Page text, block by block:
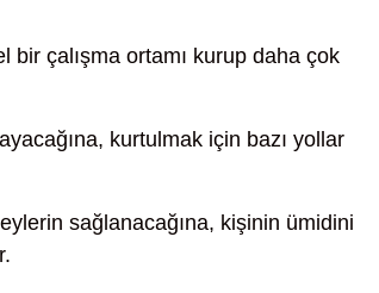
çalışma ortamı kurup daha çok
kurtulmak için bazı yollar
sağlanacağına, kişinin ümidini